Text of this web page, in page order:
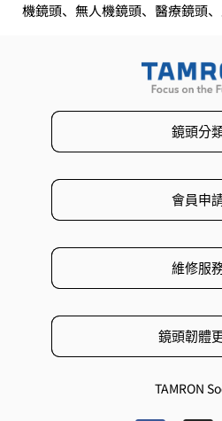
機鏡頭、無人機鏡頭、醫療鏡頭
鏡頭分
會員申
維修服
鏡頭韌體
TAMRON